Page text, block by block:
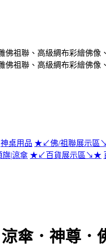
神桌用品 ★↙佛/祖聯展示
旗|涼傘 ★↙百貨展示區↘★
傘．神尊．